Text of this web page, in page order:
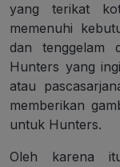
yang terikat
memenuhi
dan tenggelam
Hunters yang
atau
memberikan
untuk Hunters.
Oleh karena